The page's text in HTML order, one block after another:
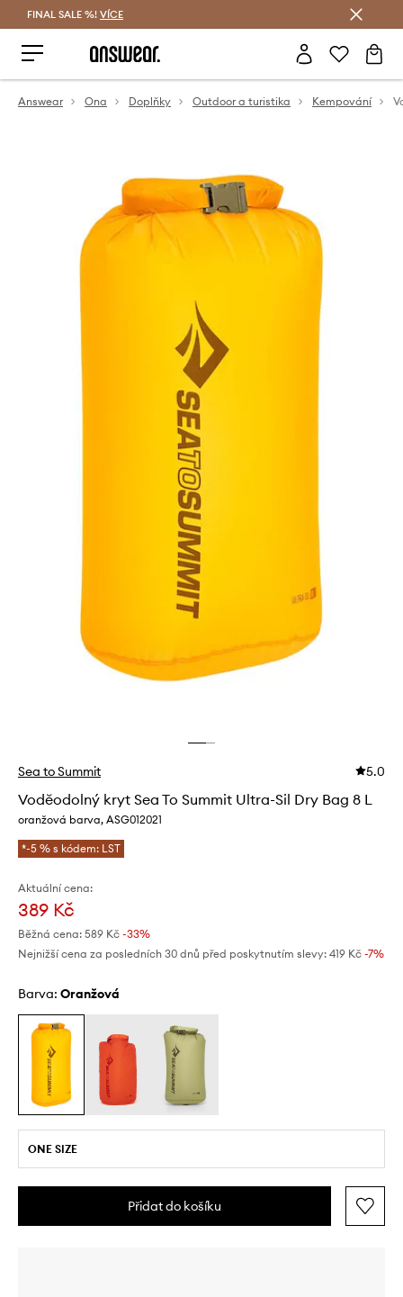
FINAL SALE %! VÍCE
Answear Ona Doplňky Outdoor a turistika Kempování
Sea to Summit 5.0
Voděodolný kryt Sea To Summit Ultra-Sil Dry Bag 8 L
oranžová barva, ASG012021
*-5 % s kódem: LST
Aktuální cena:
389 Kč
Běžná cena: 589 Kč -33%
Nejnižší cena za posledních 30 dnů před poskytnutím slevy: 419 Kč -7%
Barva: oranžová
ONE SIZE
Přidat do košíku